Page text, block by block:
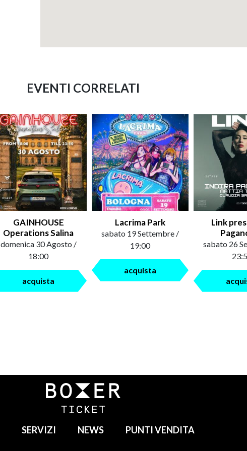
EVENTI CORRELATI
GAINHOUSE
Operations Salina
domenica 30 Agosto /
18:00
acquista
Lacrima Park
sabato 19 Settembre /
19:00
acquista
Link
sabato 26
SERVIZI NEWS PUNTI VENDITA